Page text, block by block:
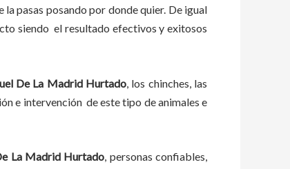
pasas posando por donde quier. De igual
siendo el resultado efectivos y exitosos
De La Madrid Hurtado , los chinches, las
e intervención de este tipo de animales e
La Madrid Hurtado, personas confiables,